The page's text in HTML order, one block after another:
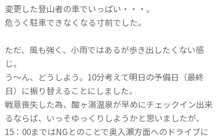
変更した登山者の車でいっぱい・・・。
危うく駐車できなくなる寸前でした。
ただ、風も強く、小雨ではあるが歩き出したくない感
じ。
う～ん、どうしよう。10分考えて明日の予備日（最終
日）に振り替えることにしました。
戦意喪失した為、酸ヶ湯温泉が早めにチェックイン出来
るならば、いっそゆっくりしようかと思いましたが、
15：00まではNGとのことで奥入瀬方面へのドライブに